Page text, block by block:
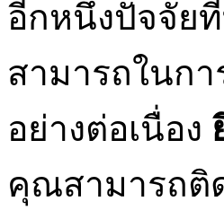
อีกหนึ่งปัจจัย
สามารถในก
อย่างต่อเนื่อง
คุณสามารถติ